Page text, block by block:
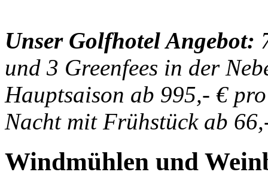
Unser Golfhotel Angebot:
und 3 Greenfees in der
Hauptsaison ab 995,- €
Nacht mit Frühstück ab
Windmühlen und